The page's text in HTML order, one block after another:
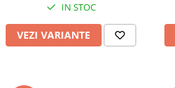
IN STOC
VEZI VARIANTE